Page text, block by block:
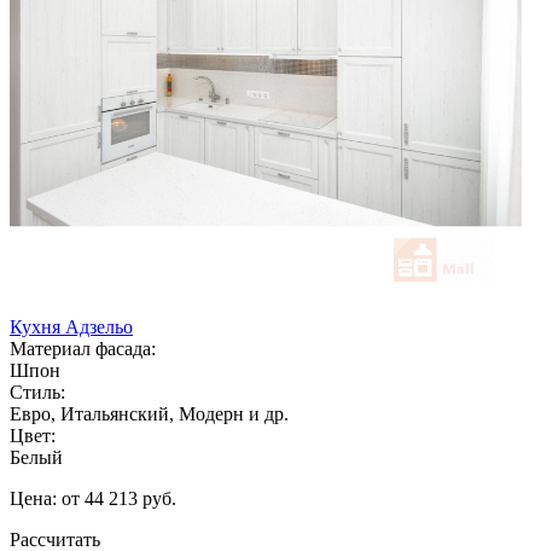
Кухня Адзельо
Материал фасада:
Шпон
Стиль:
Евро, Итальянский, Модерн и др.
Цвет:
Белый
Цена: от 44 213 руб.
Рассчитать